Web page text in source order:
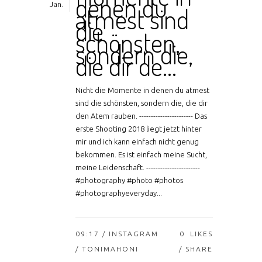
Jan. denen du
atmest sind
die
schönsten,
sondern die,
die dir de…
Nicht die Momente in denen du atmest
sind die schönsten, sondern die, die dir
den Atem rauben. ----------------------- Das
erste Shooting 2018 liegt jetzt hinter
mir und ich kann einfach nicht genug
bekommen. Es ist einfach meine Sucht,
meine Leidenschaft. -----------------------
#photography #photo #photos
#photographyeveryday...
09:17 / INSTAGRAM
/ TONIMAHONI
0
LIKES
SHARE